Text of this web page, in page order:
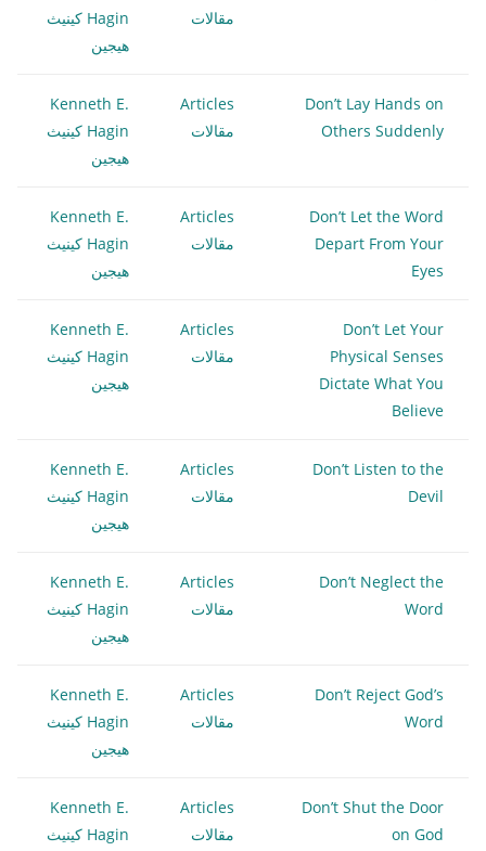
مقالات
Hagin كينيث
هيجين
Don’t Lay Hands on
Others Suddenly
Articles
مقالات
Kenneth E.
Hagin كينيث
هيجين
Don’t Let the Word
Depart From Your
Eyes
Articles
مقالات
Kenneth E.
Hagin كينيث
هيجين
Don’t Let Your
Physical Senses
Dictate What You
Believe
Articles
مقالات
Kenneth E.
Hagin كينيث
هيجين
Don’t Listen to the
Devil
Articles
مقالات
Kenneth E.
Hagin كينيث
هيجين
Don’t Neglect the
Word
Articles
مقالات
Kenneth E.
Hagin كينيث
هيجين
Don’t Reject God’s
Word
Articles
مقالات
Kenneth E.
Hagin كينيث
هيجين
Don’t Shut the Door
on God
Articles
مقالات
Kenneth E.
Hagin كينيث